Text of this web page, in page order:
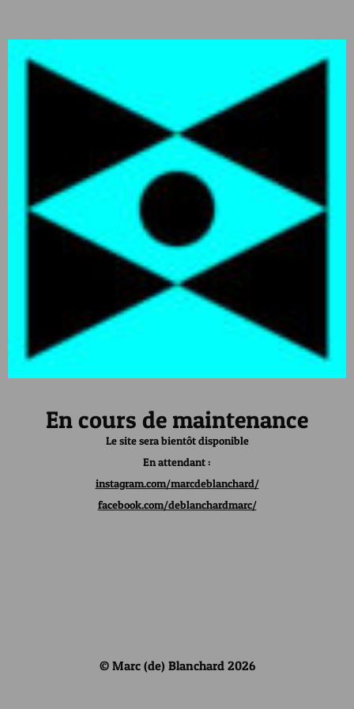
En cours de maintenance
Le site sera bientôt disponible
En attendant :
instagram.com/marcdeblanchard/
facebook.com/deblanchardmarc/
© Marc (de) Blanchard 2026